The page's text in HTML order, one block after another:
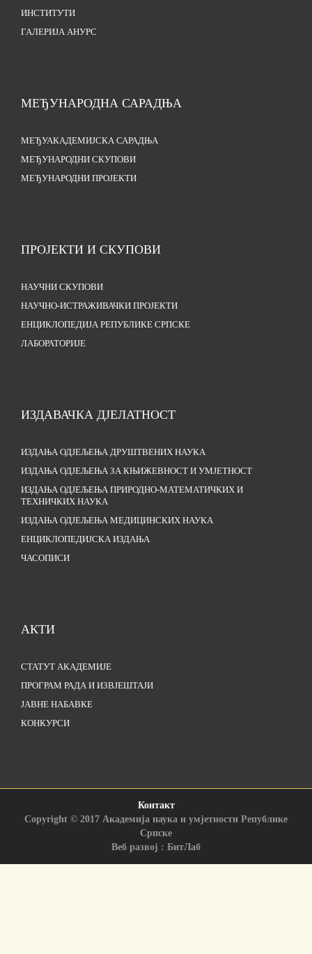
ИНСТИТУТИ
ГАЛЕРИЈА АНУРС
МЕЂУНАРОДНА САРАДЊА
МЕЂУАКАДЕМИЈСКА САРАДЊА
МЕЂУНАРОДНИ СКУПОВИ
МЕЂУНАРОДНИ ПРОЈЕКТИ
ПРОЈЕКТИ И СКУПОВИ
НАУЧНИ СКУПОВИ
НАУЧНО-ИСТРАЖИВАЧКИ ПРОЈЕКТИ
ЕНЦИКЛОПЕДИЈА РЕПУБЛИКЕ СРПСКЕ
ЛАБОРАТОРИЈЕ
ИЗДАВАЧКА ДЈЕЛАТНОСТ
ИЗДАЊА ОДЈЕЉЕЊА ДРУШТВЕНИХ НАУКА
ИЗДАЊА ОДЈЕЉЕЊА ЗА КЊИЖЕВНОСТ И УМЈЕТНОСТ
ИЗДАЊА ОДЈЕЉЕЊА ПРИРОДНО-МАТЕМАТИЧКИХ И
ТЕХНИЧКИХ НАУКА
ИЗДАЊА ОДЈЕЉЕЊА МЕДИЦИНСКИХ НАУКА
ЕНЦИКЛОПЕДИЈСКА ИЗДАЊА
ЧАСОПИСИ
АКТИ
СТАТУТ АКАДЕМИЈЕ
ПРОГРАМ РАДА И ИЗВЈЕШТАЈИ
ЈАВНЕ НАБАВКЕ
КОНКУРСИ
Контакт
Copyright © 2017 Академија наука и умјетности Републике
Српске
Веб развој : БитЛаб